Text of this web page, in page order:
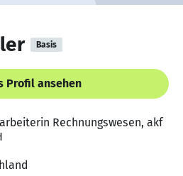
Basis
Profil ansehen
Rechnungswesen, akf